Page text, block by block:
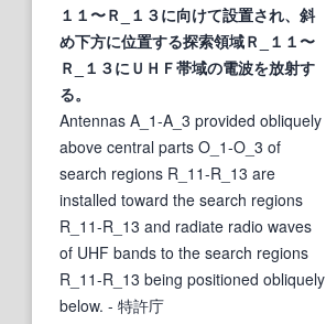
１１〜Ｒ_１３に向けて設置され、 斜
め下方に位置する探索領域Ｒ_１１〜
Ｒ_１３にＵＨＦ帯域の電波を放射す
る。
Antennas A_1-A_3 provided obliquely
above central parts O_1-O_3 of
search regions R_11-R_13 are
installed toward the search regions
R_11-R_13 and radiate radio waves
of UHF bands to the search regions
R_11-R_13 being positioned obliquely
below. - 特許庁